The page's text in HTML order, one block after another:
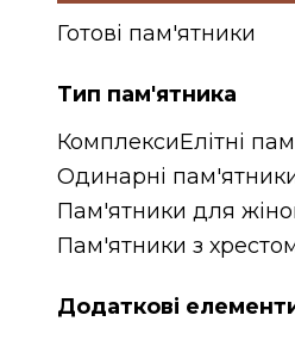
Готові пам'ятники
Тип пам'ятника
КомплексиЕлітні
Одинарні
Пам'ятники для
Пам'ятники з
Додаткові